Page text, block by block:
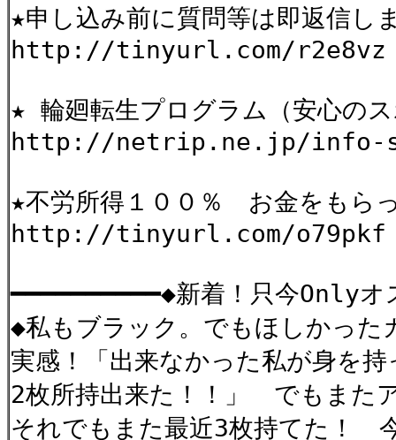
★申し込み前に質問等は即返信し
http://tinyurl.com/r2e8vz
★ 輪廻転生プログラム（安心の
http://netrip.ne.jp/info-
★不労所得１００％ お金をもら
http://tinyurl.com/o79pkf
━━━━━━━━━━◆新着！只今Onlyオ
◆私もブラック。でもほしかっ
実感！「出来なかった私が身を持
2枚所持出来た！！」 でもまた
それでもまた最近3枚持てた！